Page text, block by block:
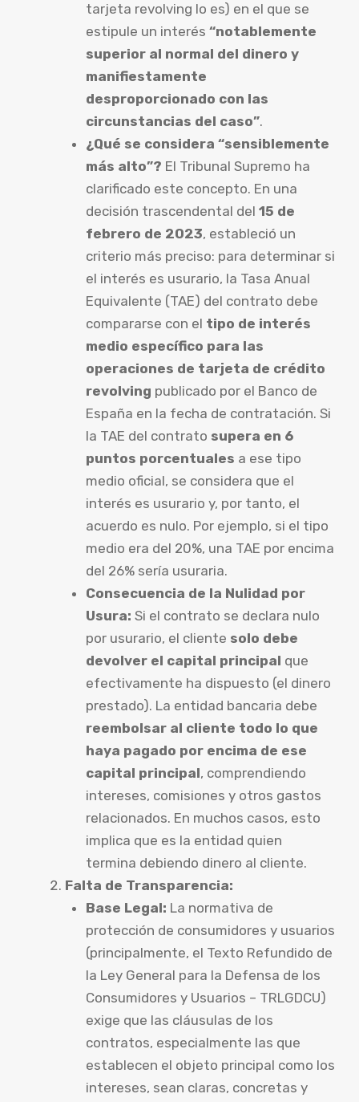
tarjeta revolving lo es) en el que se
estipule un interés “notablemente
superior al normal del dinero y
manifiestamente
desproporcionado con las
circunstancias del caso”.
¿Qué se considera “sensiblemente
más alto”? El Tribunal Supremo ha
clarificado este concepto. En una
decisión trascendental del 15 de
febrero de 2023, estableció un
criterio más preciso: para determinar si
el interés es usurario, la Tasa Anual
Equivalente (TAE) del contrato debe
compararse con el tipo de interés
medio específico para las
operaciones de tarjeta de crédito
revolving publicado por el Banco de
España en la fecha de contratación. Si
la TAE del contrato supera en 6
puntos porcentuales a ese tipo
medio oficial, se considera que el
interés es usurario y, por tanto, el
acuerdo es nulo. Por ejemplo, si el tipo
medio era del 20%, una TAE por encima
del 26% sería usuraria.
Consecuencia de la Nulidad por
Usura: Si el contrato se declara nulo
por usurario, el cliente solo debe
devolver el capital principal que
efectivamente ha dispuesto (el dinero
prestado). La entidad bancaria debe
reembolsar al cliente todo lo que
haya pagado por encima de ese
capital principal, comprendiendo
intereses, comisiones y otros gastos
relacionados. En muchos casos, esto
implica que es la entidad quien
termina debiendo dinero al cliente.
Falta de Transparencia:
Base Legal: La normativa de
protección de consumidores y usuarios
(principalmente, el Texto Refundido de
la Ley General para la Defensa de los
Consumidores y Usuarios – TRLGDCU)
exige que las cláusulas de los
contratos, especialmente las que
establecen el objeto principal como los
intereses, sean claras, concretas y